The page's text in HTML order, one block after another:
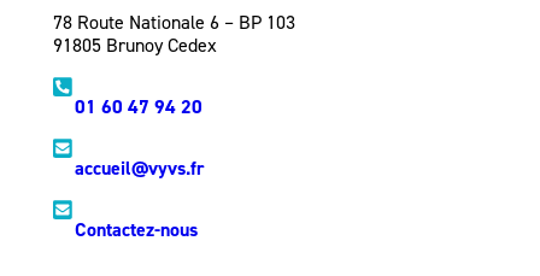
78 Route Nationale 6 – BP 103
91805 Brunoy Cedex
01 60 47 94 20
accueil@vyvs.fr
Contactez-nous